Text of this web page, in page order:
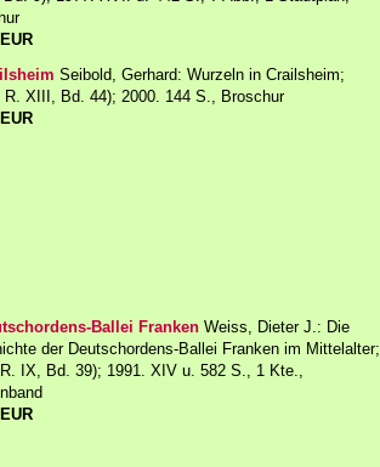
Seibold, Gerhard: Wurzeln in Crailsheim;
R. XIII, Bd. 44); 2000. 144 S., Broschur
Ballei Franken Weiss, Dieter J.: Die
der Deutschordens-Ballei Franken im Mittelalter;
IX, Bd. 39); 1991. XIV u. 582 S., 1 Kte.,